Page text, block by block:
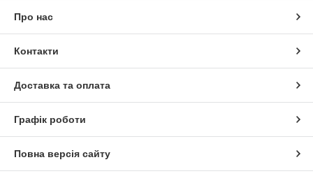
Про нас
Контакти
Доставка та оплата
Графік роботи
Повна версія сайту